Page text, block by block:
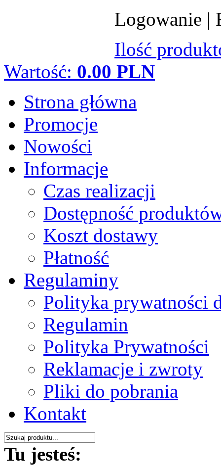
Logowanie |
Ilość
Wartość: 0.00 PLN
Strona główna
Promocje
Nowości
Informacje
Czas realizacji
Dostępność
Koszt dostawy
Płatność
Regulaminy
Polityka prywatności
Regulamin
Polityka Prywatności
Reklamacje i zwroty
Pliki do pobrania
Kontakt
Tu jesteś: